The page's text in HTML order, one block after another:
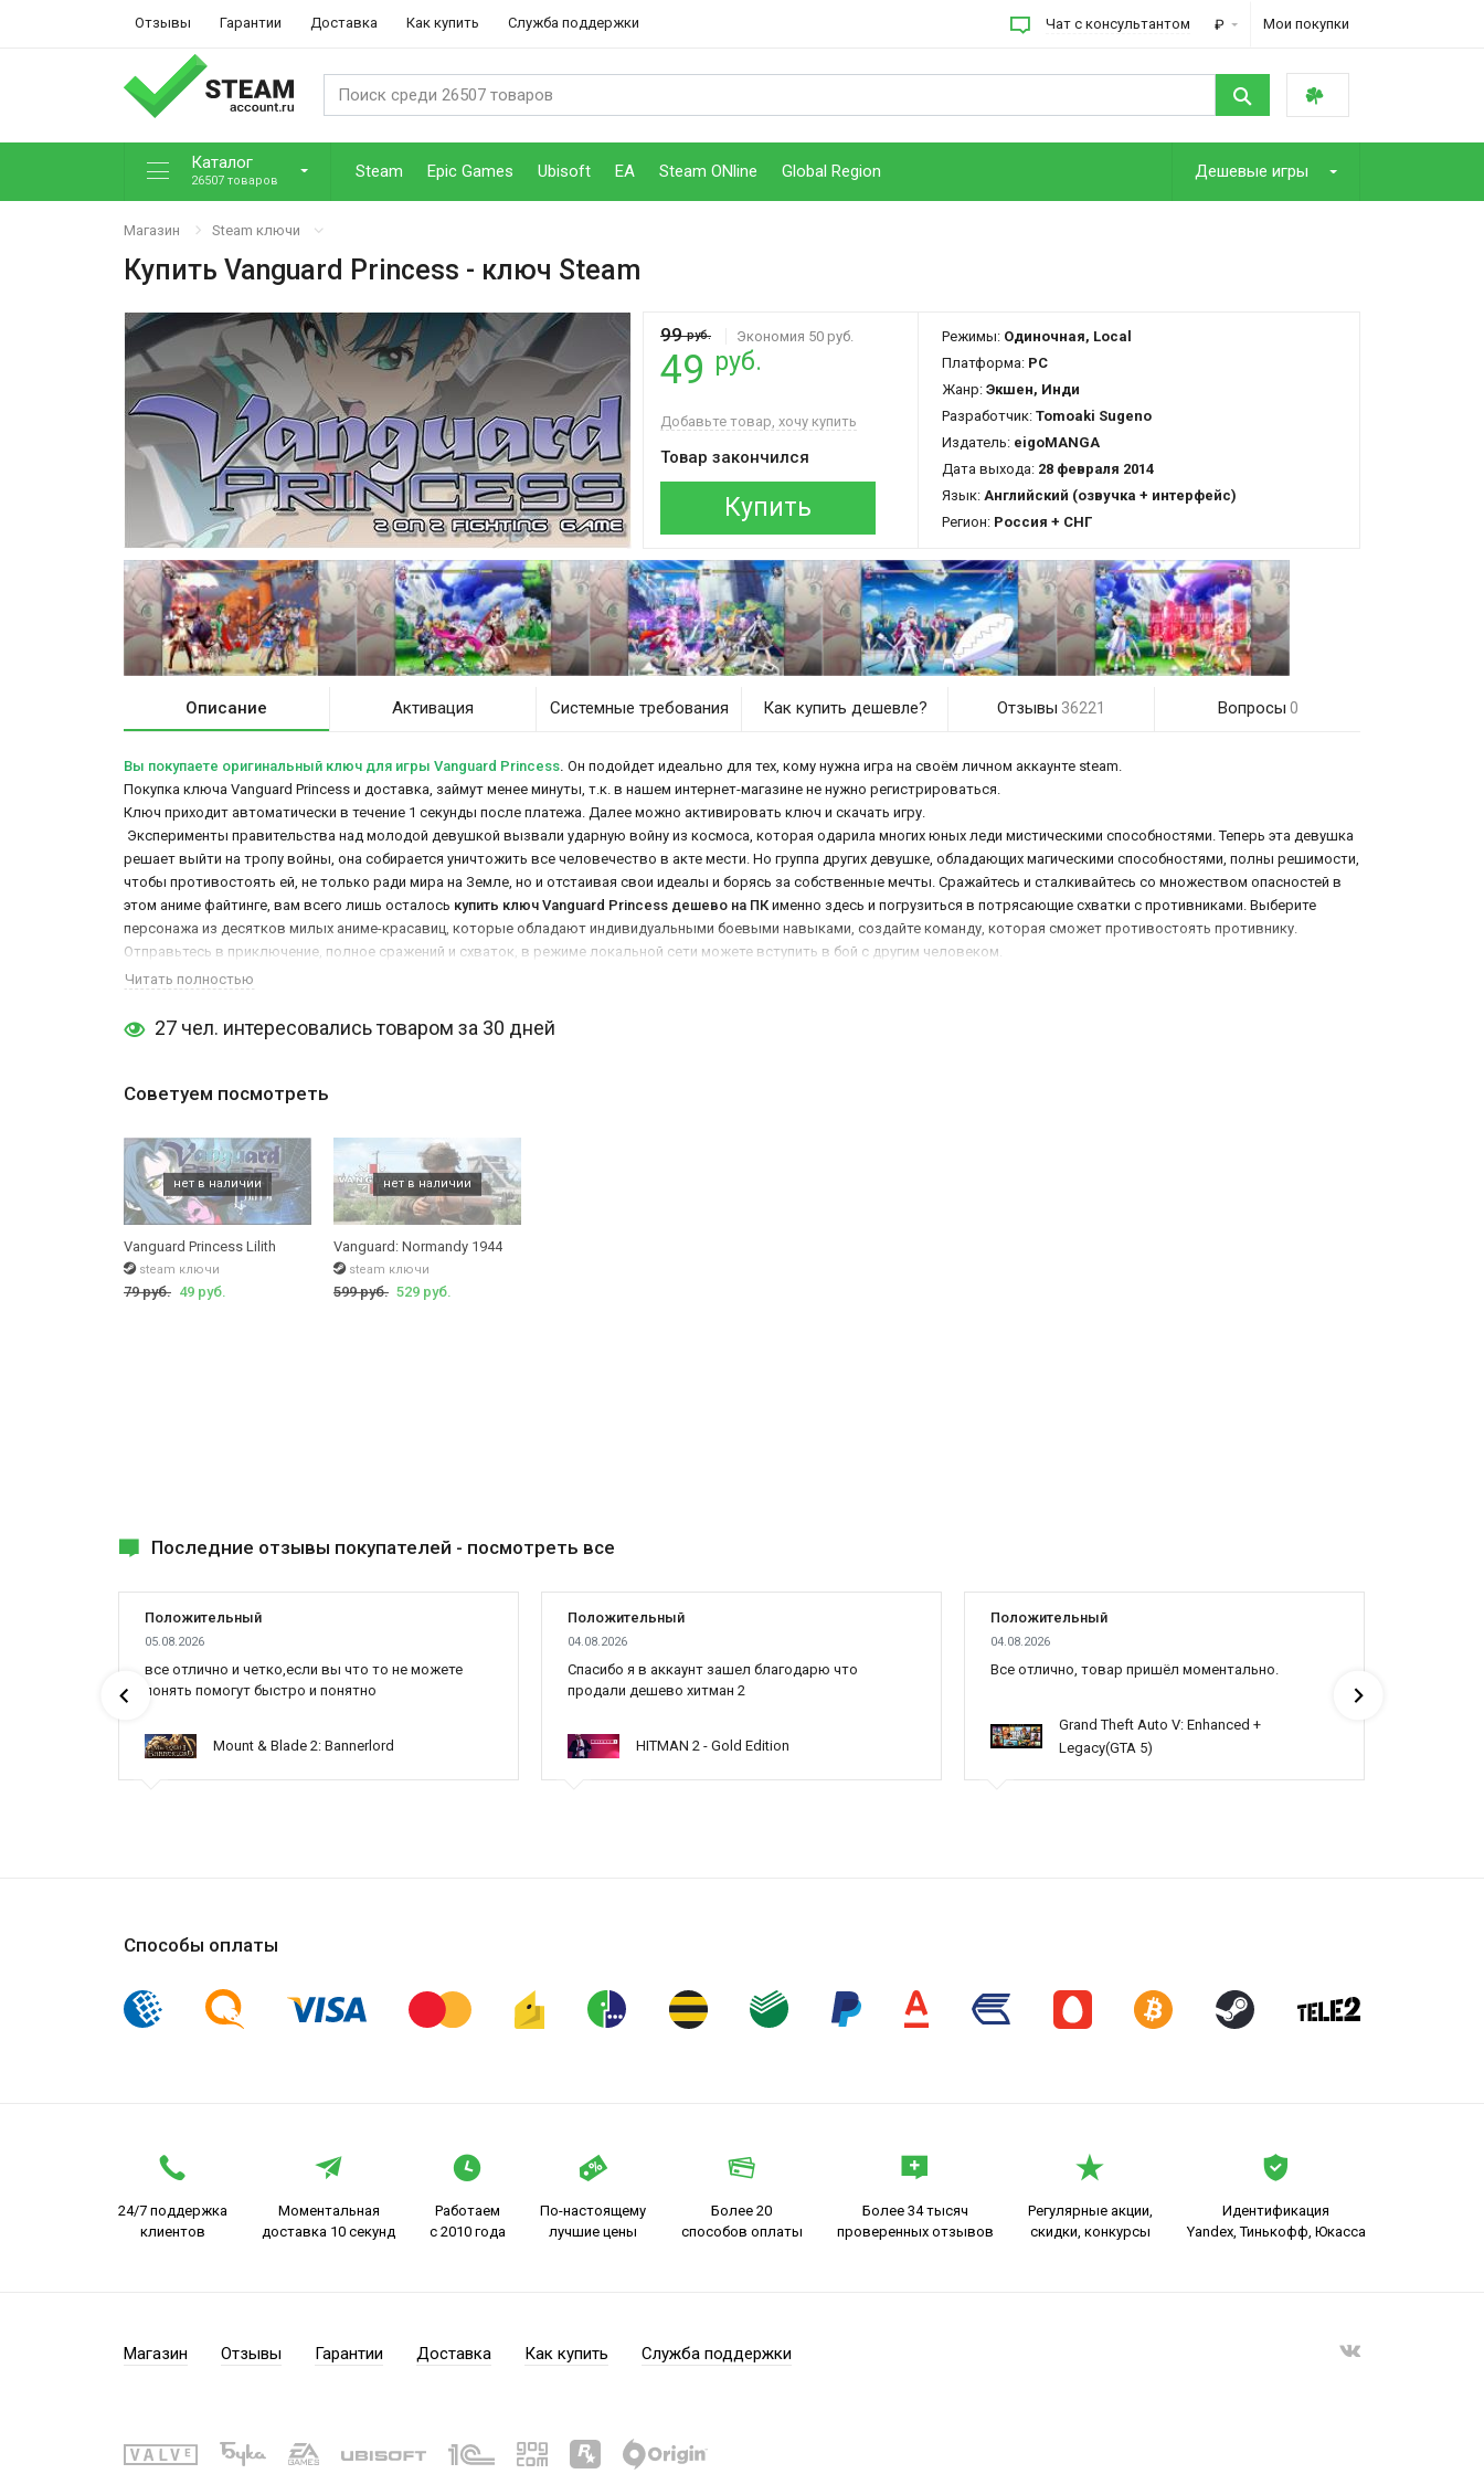
Отзывы Гарантии Доставка Как купить Служба поддержки Чат с консультантом ₽ Мои покупки
Каталог
26507 товаров Steam Epic Games Ubisoft EA Steam ONline Global Region Дешевые игры
Магазин Steam ключи
Купить Vanguard Princess - ключ Steam
99руб. Экономия 50 руб.
49 руб.
Добавьте товар, хочу купить
Товар закончился
Купить
Режимы: Одиночная, Local
Платформа: PC
Жанр: Экшен, Инди
Разработчик: Tomoaki Sugeno
Издатель: eigoMANGA
Дата выхода: 28 февраля 2014
Язык: Английский (озвучка + интерфейс)
Регион: Россия + СНГ
Описание Активация Системные требования Как купить дешевле? Отзывы 36221 Вопросы 0
Вы покупаете оригинальный ключ для игры Vanguard Princess. Он подойдет идеально для тех, кому нужна игра на своём личном аккаунте steam.
Покупка ключа Vanguard Princess и доставка, займут менее минуты, т.к. в нашем интернет-магазине не нужно регистрироваться.
Ключ приходит автоматически в течение 1 секунды после платежа. Далее можно активировать ключ и скачать игру.
Эксперименты правительства над молодой девушкой вызвали ударную войну из космоса, которая одарила многих юных леди мистическими способностями. Теперь эта девушка
решает выйти на тропу войны, она собирается уничтожить все человечество в акте мести. Но группа других девушке, обладающих магическими способностями, полны решимости,
чтобы противостоять ей, не только ради мира на Земле, но и отстаивая свои идеалы и борясь за собственные мечты. Сражайтесь и сталкивайтесь со множеством опасностей в
этом аниме файтинге, вам всего лишь осталось купить ключ Vanguard Princess дешево на ПК именно здесь и погрузиться в потрясающие схватки с противниками. Выберите
персонажа из десятков милых аниме-красавиц, которые обладают индивидуальными боевыми навыками, создайте команду, которая сможет противостоять противнику.
Отправьтесь в приключение, полное сражений и схваток, в режиме локальной сети можете вступить в бой с другим человеком.
Читать полностью
27 чел. интересовались товаром за 30 дней
Советуем посмотреть
Vanguard Princess Lilith
steam ключи
79 руб. 49 руб.
Vanguard: Normandy 1944
steam ключи
599 руб. 529 руб.
Последние отзывы покупателей - посмотреть все
Положительный
05.08.2026
все отлично и четко,если вы что то не можете
понять помогут быстро и понятно
Mount & Blade 2: Bannerlord
Положительный
04.08.2026
Cпасибо я в аккаунт зашел благодарю что
продали дешево хитман 2
HITMAN 2 - Gold Edition
Положительный
04.08.2026
Все отлично, товар пришёл моментально.
Grand Theft Auto V: Enhanced +
Legacy(GTA 5)
Способы оплаты
24/7 поддержка
клиентов
Моментальная
доставка 10 секунд
Работаем
с 2010 года
По-настоящему
лучшие цены
Более 20
способов оплаты
Более 34 тысяч
проверенных отзывов
Регулярные акции,
скидки, конкурсы
Идентификация
Yandex, Тинькофф, Юкасса
Магазин Отзывы Гарантии Доставка Как купить Служба поддержки